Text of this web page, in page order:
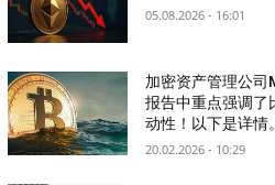
05.08.2026 - 16:01
加密资产管理公
报告中重点强调了
动性！以下是详情。
20.02.2026 - 10:29